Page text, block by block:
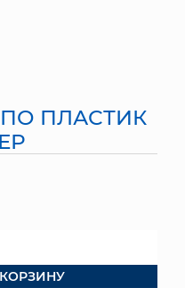
КАРТЫ
ПЛАСТИК